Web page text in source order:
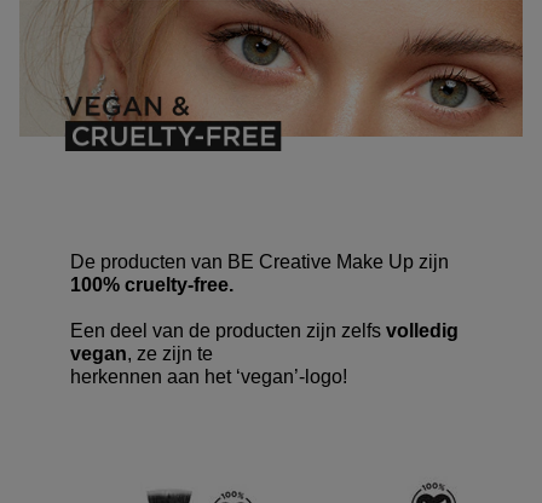
De producten van BE Creative Make Up zijn
100% cruelty-free.
Een deel van de producten zijn zelfs volledig
vegan, ze zijn te
herkennen aan het ‘vegan’-logo!